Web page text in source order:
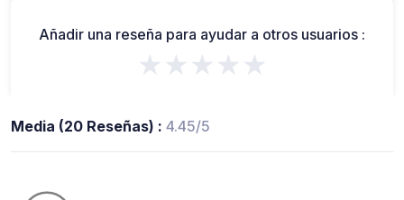
Añadir una reseña para ayudar a otros usuarios :
★★★★★
Media (20 Reseñas) : 4.45/5